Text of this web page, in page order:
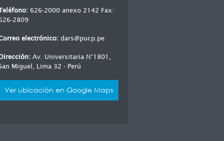
626-2000 anexo 2142 Fax:
2809
electrónico: dars@pucp.pe
Av. Universitaria N°1801,
Miguel, Lima 32 - Perú
Ver ubicación en Google Maps